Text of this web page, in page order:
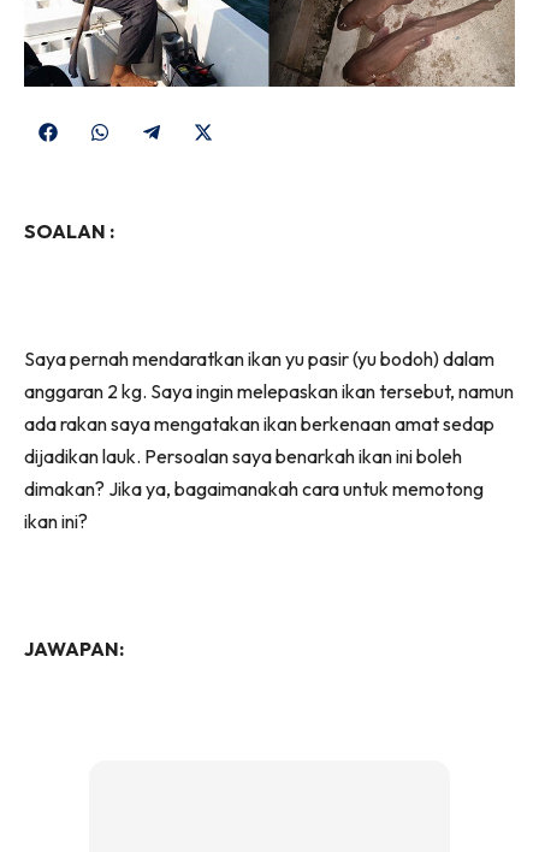
Share
Share
Share
SOALAN :
Saya pernah mendaratkan ikan yu pasir (yu bodoh) dalam
anggaran 2 kg. Saya ingin melepaskan ikan tersebut, namun
ada rakan saya mengatakan ikan berkenaan amat sedap
dijadikan lauk. Persoalan saya benarkah ikan ini boleh
dimakan? Jika ya, bagaimanakah cara untuk memotong
ikan ini?
JAWAPAN: